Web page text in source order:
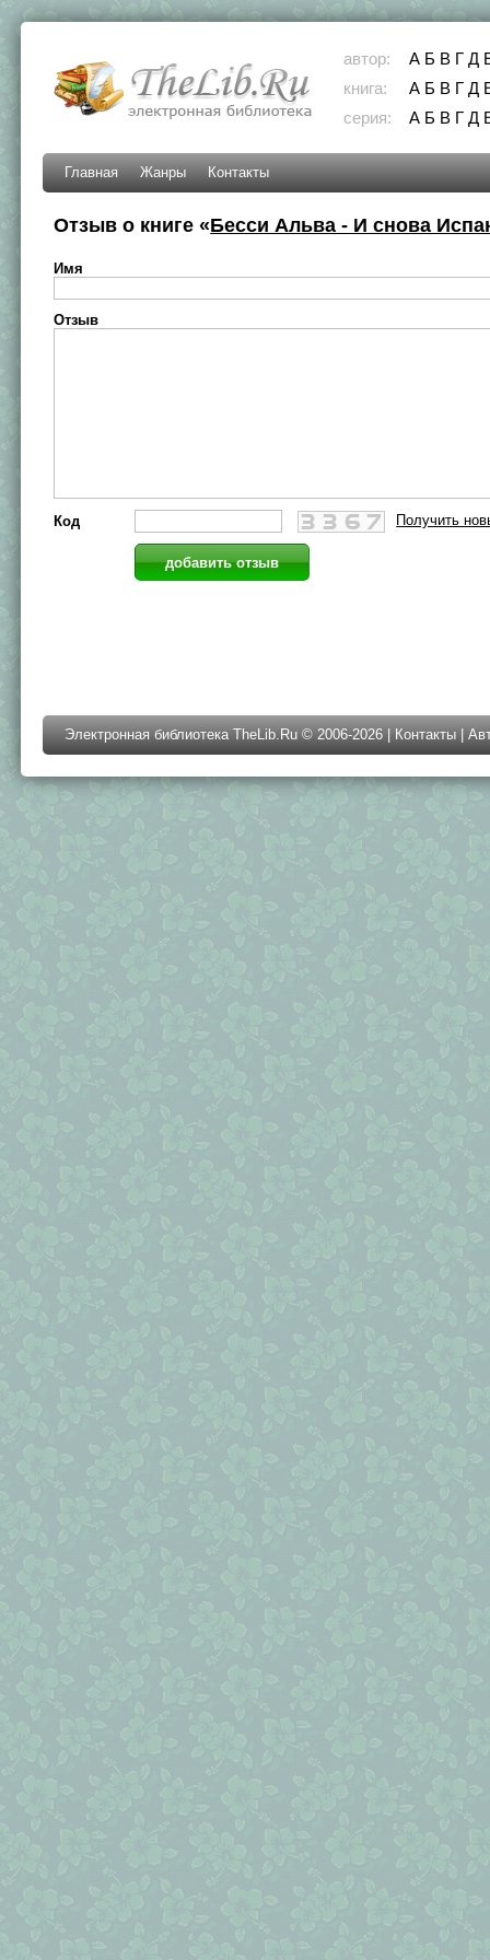
автор: А Б В Г Д
книга:
А Б В Г Д
серия:
А Б В Г Д
Главная Жанры Контакты
Отзыв о книге «Бесси Альва - И снова
Имя
Отзыв
Код Получить
Электронная библиотека TheLib.Ru © 2006-2026 | Контакты |